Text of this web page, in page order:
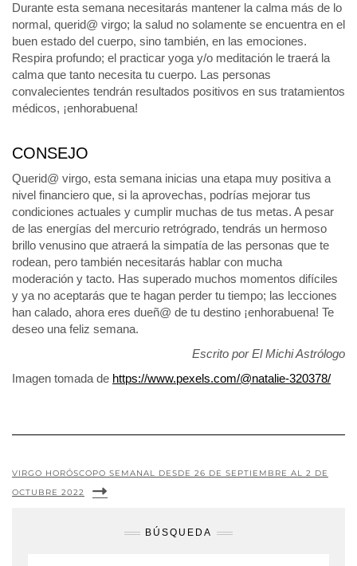
Durante esta semana necesitarás mantener la calma más de lo
normal, querid@ virgo; la salud no solamente se encuentra en el
buen estado del cuerpo, sino también, en las emociones.
Respira profundo; el practicar yoga y/o meditación le traerá la
calma que tanto necesita tu cuerpo. Las personas
convalecientes tendrán resultados positivos en sus tratamientos
médicos, ¡enhorabuena!
CONSEJO
Querid@ virgo, esta semana inicias una etapa muy positiva a
nivel financiero que, si la aprovechas, podrías mejorar tus
condiciones actuales y cumplir muchas de tus metas. A pesar
de las energías del mercurio retrógrado, tendrás un hermoso
brillo venusino que atraerá la simpatía de las personas que te
rodean, pero también necesitarás hablar con mucha
moderación y tacto. Has superado muchos momentos difíciles
y ya no aceptarás que te hagan perder tu tiempo; las lecciones
han calado, ahora eres dueñ@ de tu destino ¡enhorabuena! Te
deseo una feliz semana.
Escrito por El Michi Astrólogo
Imagen tomada de https://www.pexels.com/@natalie-320378/
VIRGO HORÓSCOPO SEMANAL DESDE 26 DE SEPTIEMBRE AL 2 DE
OCTUBRE 2022
BÚSQUEDA